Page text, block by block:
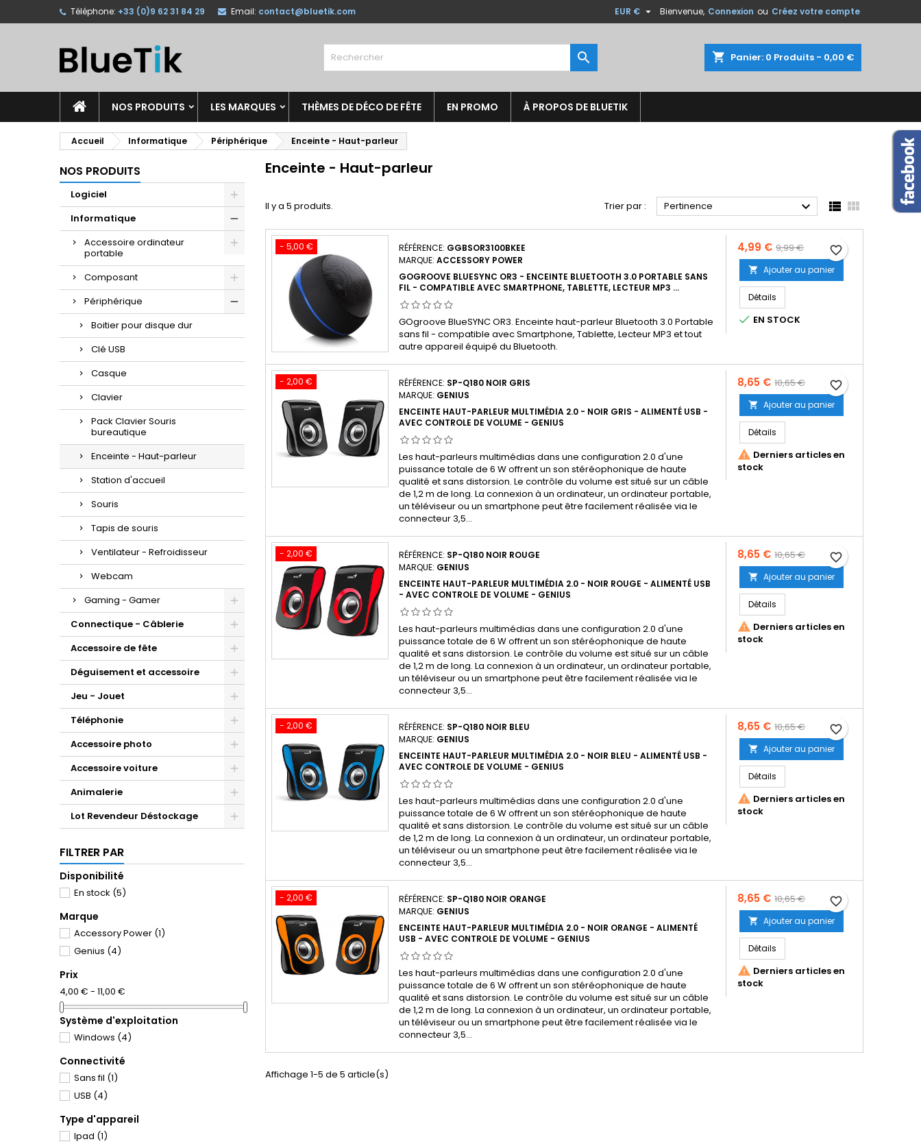
Téléphone: +33 (0)9 62 31 84 29 Email: contact@bluetik.com Bienvenue, Connexion ou Créez votre compte
EUR € 
shopping_cart Panier: 0 Produits - 0,00 €

NOS PRODUITS LES MARQUES THÈMES DE DÉCO DE FÊTE EN PROMO À PROPOS DE BLUETIK
Accueil Informatique Périphérique Enceinte - Haut-parleur
NOS PRODUITS
Logiciel
Informatique
Accessoire ordinateur
portable
Composant
Périphérique
Boitier pour disque dur
Clé USB
Casque
Clavier
Pack Clavier Souris
bureautique
Enceinte - Haut-parleur
Station d'accueil
Souris
Tapis de souris
Ventilateur - Refroidisseur
Webcam
Gaming - Gamer
Connectique - Câblerie
Accessoire de fête
Déguisement et accessoire
Jeu - Jouet
Téléphonie
Accessoire photo
Accessoire voiture
Animalerie
Lot Revendeur Déstockage
FILTRER PAR
Disponibilité
En stock (5)
Marque
Accessory Power (1)
Genius (4)
Prix
4,00 € - 11,00 €
Système d'exploitation
Windows (4)
Connectivité
Sans fil (1)
USB (4)
Type d'appareil
Ipad (1)
Enceinte - Haut-parleur
Il y a 5 produits. Trier par : Pertinence   
- 5,00 € RÉFÉRENCE: GGBSOR3100BKEE
MARQUE: ACCESSORY POWER
GOGROOVE BLUESYNC OR3 - ENCEINTE BLUETOOTH 3.0 PORTABLE SANS
FIL - COMPATIBLE AVEC SMARTPHONE, TABLETTE, LECTEUR MP3 ...
GOgroove BlueSYNC OR3. Enceinte haut-parleur Bluetooth 3.0 Portable
sans fil - compatible avec Smartphone, Tablette, Lecteur MP3 et tout
autre appareil équipé du Bluetooth.
Prix
4,99 € Prix
de
base
9,99 €
 Ajouter au panier
Détails
 EN STOCK
favorite_border
- 2,00 € RÉFÉRENCE: SP-Q180 NOIR GRIS
MARQUE: GENIUS
ENCEINTE HAUT-PARLEUR MULTIMÉDIA 2.0 - NOIR GRIS - ALIMENTÉ USB -
AVEC CONTROLE DE VOLUME - GENIUS
Les haut-parleurs multimédias dans une configuration 2.0 d'une
puissance totale de 6 W offrent un son stéréophonique de haute
qualité et sans distorsion. Le contrôle du volume est situé sur un câble
de 1,2 m de long. La connexion à un ordinateur, un ordinateur portable,
un téléviseur ou un smartphone peut être facilement réalisée via le
connecteur 3,5...
Prix
8,65 € Prix
de
base
10,65 €
 Ajouter au panier
Détails
 Derniers articles en
stock
favorite_border
- 2,00 € RÉFÉRENCE: SP-Q180 NOIR ROUGE
MARQUE: GENIUS
ENCEINTE HAUT-PARLEUR MULTIMÉDIA 2.0 - NOIR ROUGE - ALIMENTÉ USB
- AVEC CONTROLE DE VOLUME - GENIUS
Les haut-parleurs multimédias dans une configuration 2.0 d'une
puissance totale de 6 W offrent un son stéréophonique de haute
qualité et sans distorsion. Le contrôle du volume est situé sur un câble
de 1,2 m de long. La connexion à un ordinateur, un ordinateur portable,
un téléviseur ou un smartphone peut être facilement réalisée via le
connecteur 3,5...
Prix
8,65 € Prix
de
base
10,65 €
 Ajouter au panier
Détails
 Derniers articles en
stock
favorite_border
- 2,00 € RÉFÉRENCE: SP-Q180 NOIR BLEU
MARQUE: GENIUS
ENCEINTE HAUT-PARLEUR MULTIMÉDIA 2.0 - NOIR BLEU - ALIMENTÉ USB -
AVEC CONTROLE DE VOLUME - GENIUS
Les haut-parleurs multimédias dans une configuration 2.0 d'une
puissance totale de 6 W offrent un son stéréophonique de haute
qualité et sans distorsion. Le contrôle du volume est situé sur un câble
de 1,2 m de long. La connexion à un ordinateur, un ordinateur portable,
un téléviseur ou un smartphone peut être facilement réalisée via le
connecteur 3,5...
Prix
8,65 € Prix
de
base
10,65 €
 Ajouter au panier
Détails
 Derniers articles en
stock
favorite_border
- 2,00 € RÉFÉRENCE: SP-Q180 NOIR ORANGE
MARQUE: GENIUS
ENCEINTE HAUT-PARLEUR MULTIMÉDIA 2.0 - NOIR ORANGE - ALIMENTÉ
USB - AVEC CONTROLE DE VOLUME - GENIUS
Les haut-parleurs multimédias dans une configuration 2.0 d'une
puissance totale de 6 W offrent un son stéréophonique de haute
qualité et sans distorsion. Le contrôle du volume est situé sur un câble
de 1,2 m de long. La connexion à un ordinateur, un ordinateur portable,
un téléviseur ou un smartphone peut être facilement réalisée via le
connecteur 3,5...
Prix
8,65 € Prix
de
base
10,65 €
 Ajouter au panier
Détails
 Derniers articles en
stock
favorite_border
Affichage 1-5 de 5 article(s)
Ajouter à ma liste d'envies
Créer une nouvelle liste
((modalTitle))
((confirmMessage))
Créer une liste d'envies
Connexion
Vous devez être connecté pour ajouter des produits à votre liste